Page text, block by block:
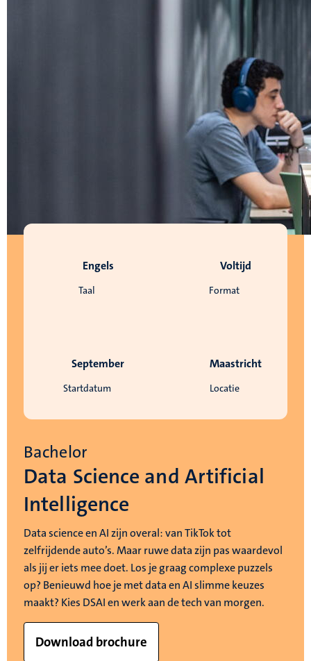
Taal
Engels
Format
Voltijd
Startdatum
September
Locatie
Maastricht
Bachelor
Data Science and Artificial
Intelligence
Data science en AI zijn overal: van TikTok tot
zelfrijdende auto’s. Maar ruwe data zijn pas waardevol
als jij er iets mee doet. Los je graag complexe puzzels
op? Benieuwd hoe je met data en AI slimme keuzes
maakt? Kies DSAI en werk aan de tech van morgen.
Download brochure